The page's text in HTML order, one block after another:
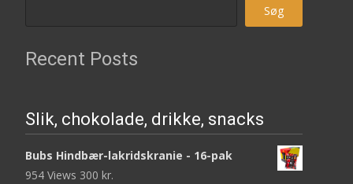
Søg
Recent Posts
Slik, chokolade, drikke, snacks
Bubs Hindbær-lakridskranie - 16-pak
954 Views 300 kr.